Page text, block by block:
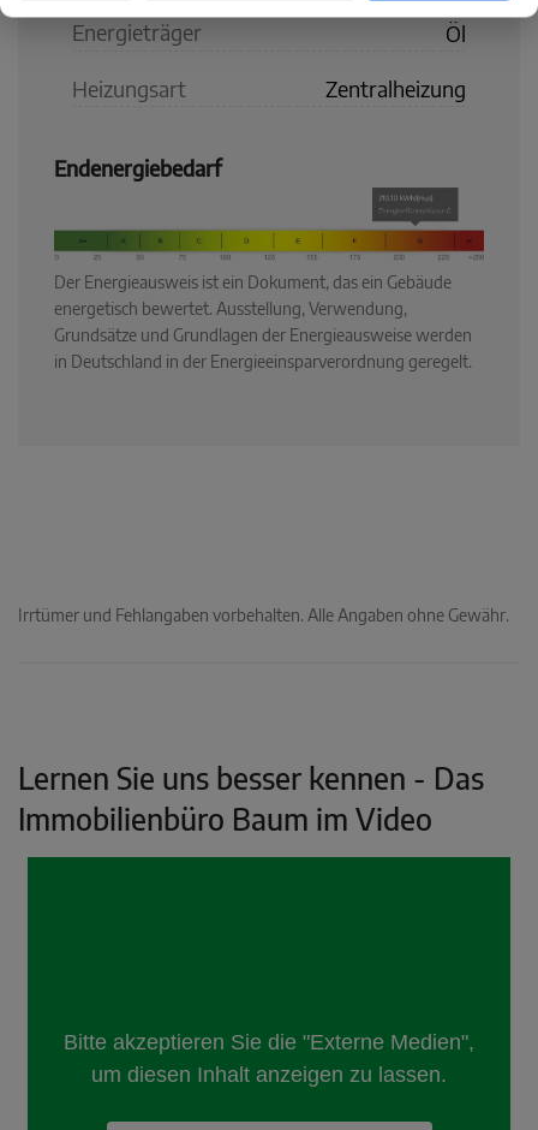
Energieträger Öl
Heizungsart Zentralheizung
Endenergiebedarf
Der Energieausweis ist ein Dokument, das ein Gebäude
energetisch bewertet. Ausstellung, Verwendung,
Grundsätze und Grundlagen der Energieausweise werden
in Deutschland in der Energieeinsparverordnung geregelt.
Irrtümer und Fehlangaben vorbehalten. Alle Angaben ohne Gewähr.
Lernen Sie uns besser kennen - Das
Immobilienbüro Baum im Video